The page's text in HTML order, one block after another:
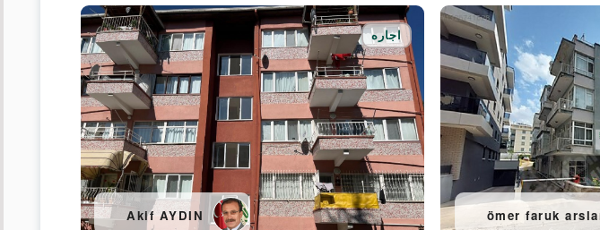
واحد
آپارتمان
مجتمع
مسکونی
ویلا
بنای
مستقل
تابستانی ömer faruk
اجاره
Akif AYDIN